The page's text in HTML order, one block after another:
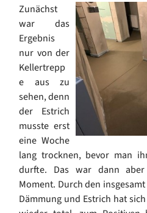
Zunächst
war das
Ergebnis
nur von der
Kellertrepp
e aus zu
sehen, denn
der Estrich
musste erst
eine Woche
lang trocknen, bevor man
durfte. Das war dann
Moment. Durch den
Dämmung und Estrich hat